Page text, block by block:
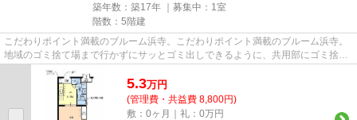
築年数：築17年 ｜募集中： 1室
階数：5階建
こだわりポイント満載のブルーム浜寺。こだわりポイント満載のブルーム浜寺。
地域のゴミ捨て場まで行かずにサッとゴミ出しできるように、共用部にゴミ捨て
場があります。駅まで徒歩3分...
5.3万円
(管理費・共益費 8,800円)
敷：0ヶ月｜礼：0万円